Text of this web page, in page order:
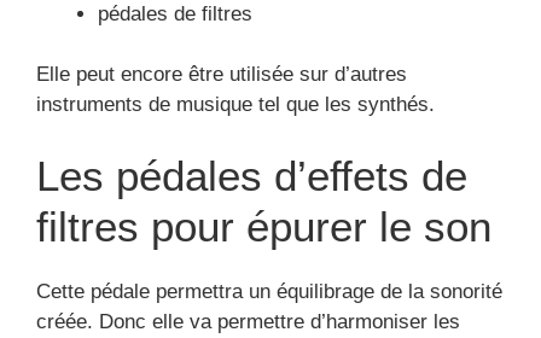
pédales de filtres
Elle peut encore être utilisée sur d’autres
instruments de musique tel que les synthés.
Les pédales d’effets de
filtres pour épurer le son
Cette pédale permettra un équilibrage de la sonorité
créée. Donc elle va permettre d’harmoniser les